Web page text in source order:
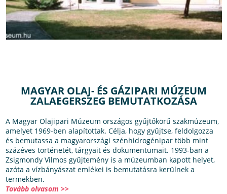
MAGYAR OLAJ- ÉS GÁZIPARI MÚZEUM
ZALAEGERSZEG BEMUTATKOZÁSA
A Magyar Olajipari Múzeum országos gyűjtőkörű szakmúzeum,
amelyet 1969-ben alapítottak. Célja, hogy gyűjtse, feldolgozza
és bemutassa a magyarországi szénhidrogénipar több mint
százéves történetét, tárgyait és dokumentumait. 1993-ban a
Zsigmondy Vilmos gyűjtemény is a múzeumban kapott helyet,
azóta a vízbányászat emlékei is bemutatásra kerülnek a
termekben.
Tovább olvasom >>